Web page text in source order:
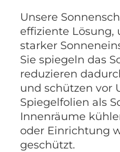
Unsere
effiziente Lösung,
starker
Sie spiegeln das
reduzieren
und schützen vor
Spiegelfolien als
Innenräume
oder Einrichtung
geschützt.